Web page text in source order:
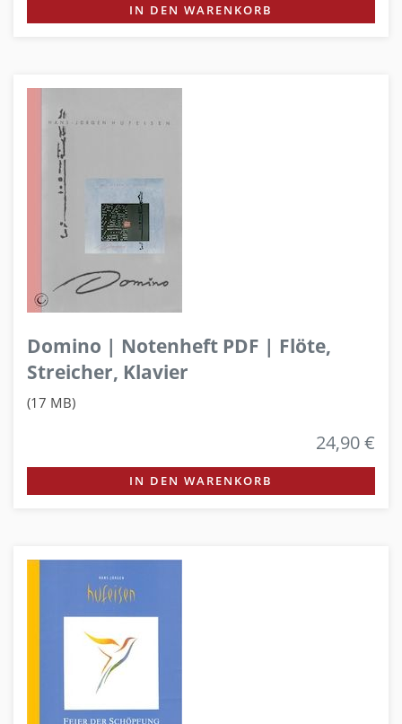
IN DEN WARENKORB
Domino | Notenheft PDF | Flöte,
Streicher, Klavier
(17 MB)
24,90 €
IN DEN WARENKORB